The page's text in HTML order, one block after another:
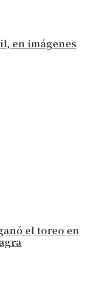
en imágenes
el toreo en